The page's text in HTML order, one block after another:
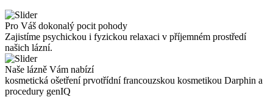
Pro Váš dokonalý pocit pohody
Zajistíme psychickou i fyzickou relaxaci v příjemném prostředí
našich lázní.
Naše lázně Vám nabízí
kosmetická ošetření prvotřídní francouzskou kosmetikou Darphin a
procedury genIQ